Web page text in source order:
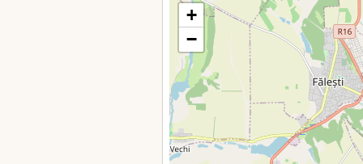
+
−